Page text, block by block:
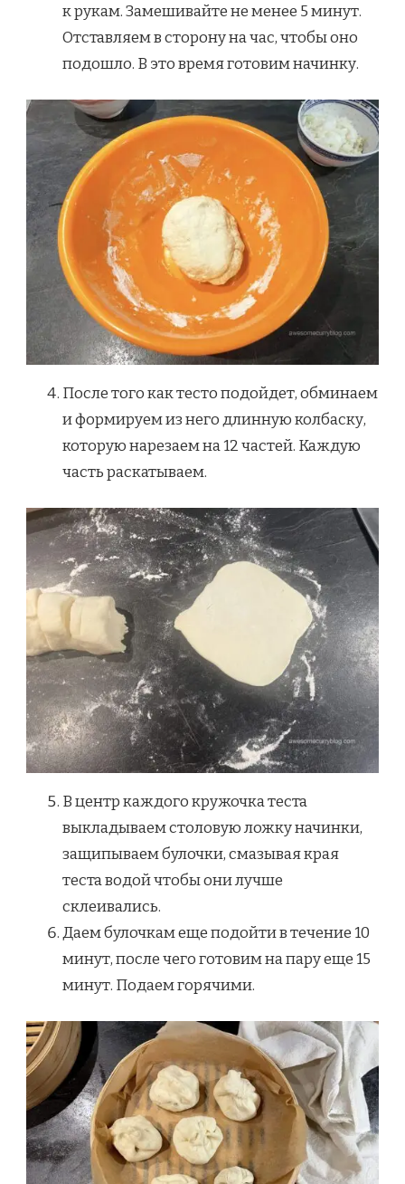
к рукам. Замешивайте не менее 5 минут.
Отставляем в сторону на час, чтобы оно
подошло. В это время готовим начинку.
После того как тесто подойдет, обминаем
и формируем из него длинную колбаску,
которую нарезаем на 12 частей. Каждую
часть раскатываем.
В центр каждого кружочка теста
выкладываем столовую ложку начинки,
защипываем булочки, смазывая края
теста водой чтобы они лучше
склеивались.
Даем булочкам еще подойти в течение 10
минут, после чего готовим на пару еще 15
минут. Подаем горячими.